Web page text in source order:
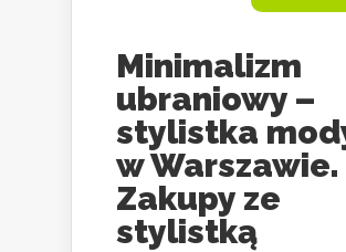
Minimalizm
ubraniowy –
stylistka
w Warszawie.
Zakupy ze
stylistką